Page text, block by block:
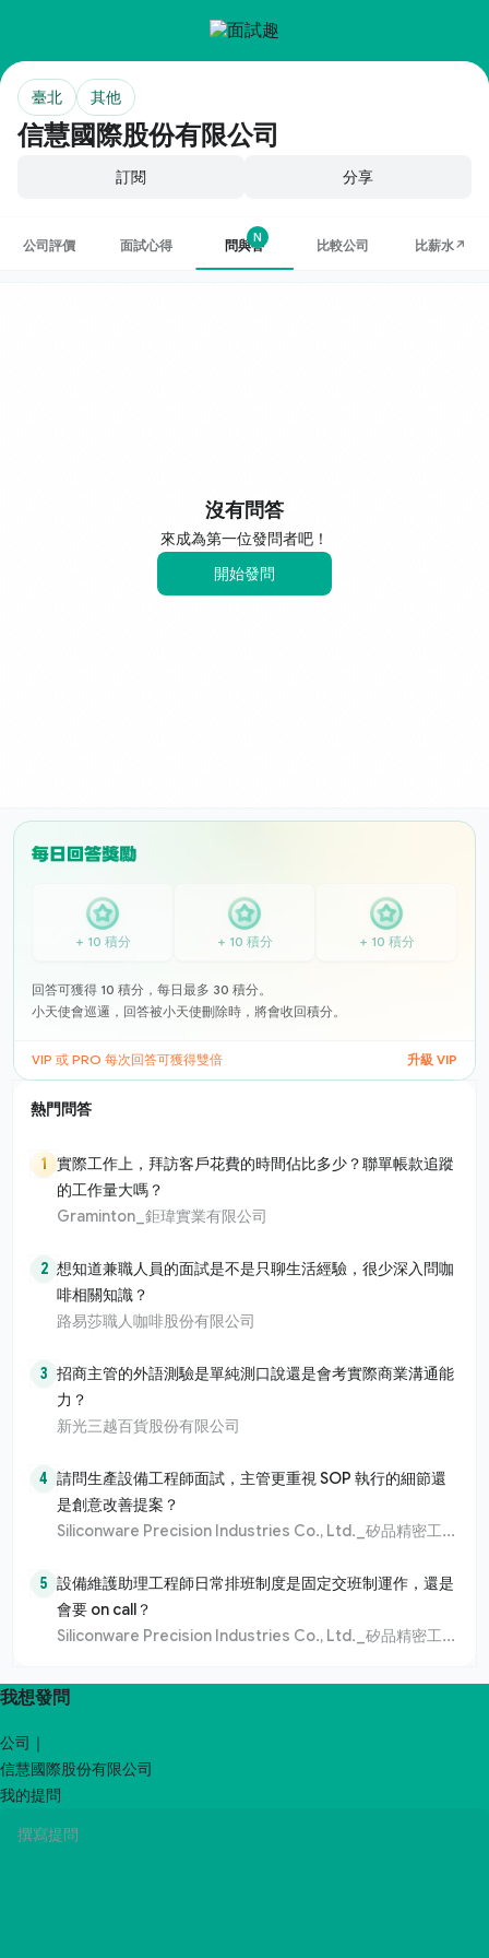
信慧國際股份有限公司
臺北 其他
訂閱 分享
公司評價 面試心得
N
問與答 比較公司 比薪水↗
沒有問答
來成為第一位發問者吧！
開始發問
+ 10 積分 + 10 積分 + 10 積分
回答可獲得 10 積分，每日最多 30 積分。
小天使會巡邏，回答被小天使刪除時，將會收回積分。
VIP 或 PRO 每次回答可獲得雙倍 升級 VIP
熱門問答
1 實際工作上，拜訪客戶花費的時間佔比多少？聯單帳款追蹤
的工作量大嗎？
Graminton_鉅瑋實業有限公司
2 想知道兼職人員的面試是不是只聊生活經驗，很少深入問咖
啡相關知識？
路易莎職人咖啡股份有限公司
3 招商主管的外語測驗是單純測口說還是會考實際商業溝通能
力？
新光三越百貨股份有限公司
4 請問生產設備工程師面試，主管更重視 SOP 執行的細節還
是創意改善提案？
Siliconware Precision Industries Co., Ltd._矽品精密工業股份有限公司
5 設備維護助理工程師日常排班制度是固定交班制運作，還是
會要 on call？
Siliconware Precision Industries Co., Ltd._矽品精密工業股份有限公司
我想發問
公司｜
信慧國際股份有限公司
我的提問